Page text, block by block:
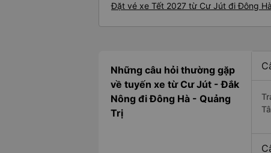
Đặt vé xe Tết 2027 từ Cư Jút đi Đông Hà
Những câu hỏi thường gặp
về tuyến xe từ Cư Jút - Đắk
Nông đi Đông Hà - Quảng
Trị